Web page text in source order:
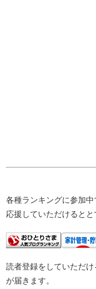
各種ランキングに参加中
応援していただけるとと
読者登録をしていただ
が届きます。